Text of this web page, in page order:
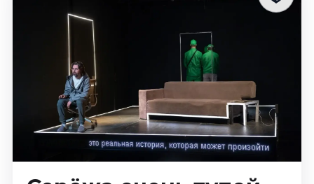
Декабрь 2026
Январь 2027
Август 2026
Сентябрь 2026
Октябрь 2026